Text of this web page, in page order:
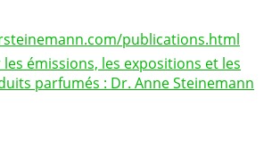
publications.html
émissions, les expositions et les
parfumés : Dr. Anne Steinemann